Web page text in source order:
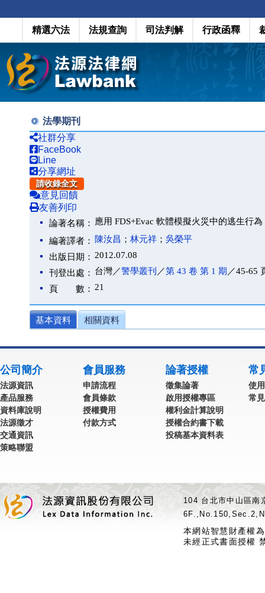
精選六法 法規查詢 司法判解 行政函釋
法學期刊
社群分享
FaceBook
Line
分享網址
請收錄全文
意見回饋
友善列印
論著名稱： 應用 FDS+Evac 軟體模擬火災中的逃生行為
編著譯者： 陳汝昌 ； 林元祥 ； 吳榮平
出版日期： 2012.07.08
刊登出處： 台灣／警學叢刊 ／第 43 卷 第 1 期 ／45-65
頁 數： 21
基本資料 相關資料
公司簡介
法源資訊
產品服務
資料庫說明
法源徵才
交通資訊
策略聯盟
會員服務
申請流程
會員條款
授權費用
付款方式
論著授權
徵集論著
啟用授權專區
權利金計算說明
授權合約書下載
投稿基本資料表
常
使
常
104 台北市中山區
本網站智慧財產權
未經正式書面授權